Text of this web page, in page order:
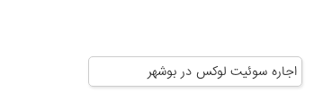
اجاره سوئیت لوکس در بوشهر